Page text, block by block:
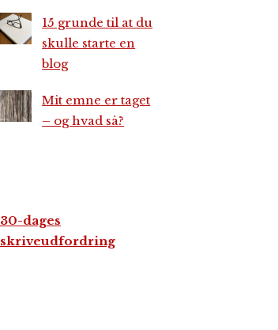
15 grunde til at du
skulle starte en
blog
Mit emne er taget
– og hvad så?
30-dages
skriveudfordring